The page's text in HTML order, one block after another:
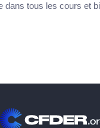
dans tous les cours et